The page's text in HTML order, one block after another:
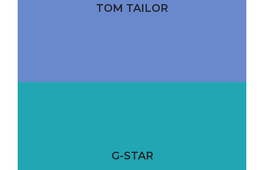
TOM TAILOR
G-STAR